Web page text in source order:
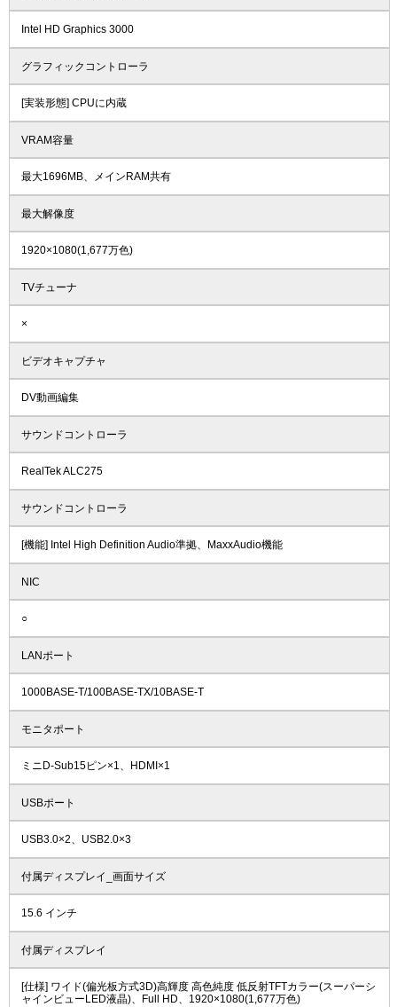
Intel HD Graphics 3000
グラフィックコントローラ
[実装形態] CPUに内蔵
VRAM容量
最大1696MB、メインRAM共有
最大解像度
1920×1080(1,677万色)
TVチューナ
×
ビデオキャプチャ
DV動画編集
サウンドコントローラ
RealTek ALC275
サウンドコントローラ
[機能] Intel High Definition Audio準拠、MaxxAudio機能
NIC
○
LANポート
1000BASE-T/100BASE-TX/10BASE-T
モニタポート
ミニD-Sub15ピン×1、HDMI×1
USBポート
USB3.0×2、USB2.0×3
付属ディスプレイ_画面サイズ
15.6 インチ
付属ディスプレイ
[仕様] ワイド(偏光板方式3D)高輝度 高色純度 低反射TFTカラー(スーパーシ
ャインビューLED液晶)、Full HD、1920×1080(1,677万色)